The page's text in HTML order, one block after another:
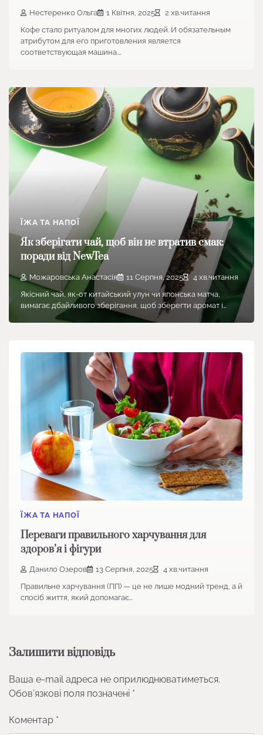
Нестеренко Ольга 1 Квітня, 2025
2 хв.читання
Кофе стало ритуалом для многих людей. И обязательным
атрибутом для его приготовления является
соответствующая машина.…
ЇЖА ТА НАПОЇ
Як зберігати чай, щоб він не втратив смак:
поради від NewTea
Можаровська Анастасія 11 Серпня, 2025
4 хв.читання
Якісний чай, як-от китайський улун чи японська матча,
вимагає дбайливого зберігання, щоб зберегти аромат і…
ЇЖА ТА НАПОЇ
Переваги правильного харчування для
здоров’я і фігури
Данило Озеров 13 Серпня, 2025
4 хв.читання
Правильне харчування (ПП) — це не лише модний тренд, а й
спосіб життя, який допомагає…
Залишити відповідь
Ваша e-mail адреса не оприлюднюватиметься.
Обов’язкові поля позначені *
Коментар *